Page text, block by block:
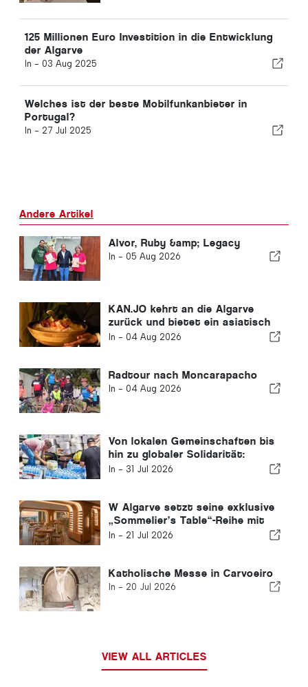
125 Millionen Euro Investition in die Entwicklung
der Algarve
In - 03 Aug 2025
Welches ist der beste Mobilfunkanbieter in
Portugal?
In - 27 Jul 2025
Andere Artikel
Alvor, Ruby &amp; Legacy
In - 05 Aug 2026
KAN.JO kehrt an die Algarve
zurück und bietet ein asiatisch
inspiriertes kulinarisches
In - 04 Aug 2026
Radtour nach Moncarapacho
In - 04 Aug 2026
Von lokalen Gemeinschaften bis
hin zu globaler Solidarität:
Gemeinsame Hilfsmaßnahmen
In - 31 Jul 2026
W Algarve setzt seine exklusive
„Sommelier’s Table“-Reihe mit
Buçaco fort
In - 21 Jul 2026
Katholische Messe in Carvoeiro
In - 20 Jul 2026
VIEW ALL ARTICLES